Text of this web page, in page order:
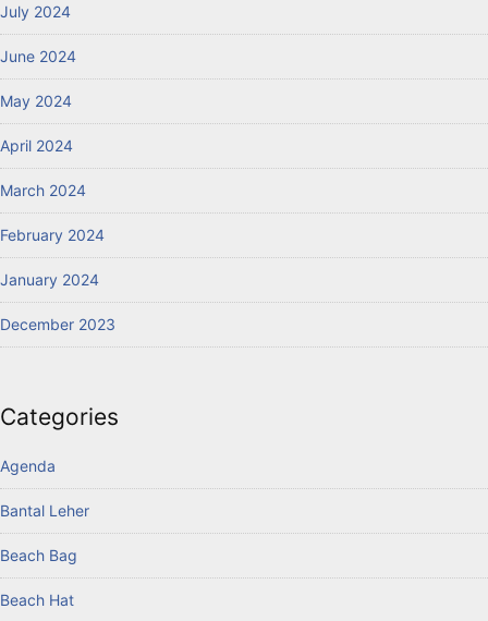
July 2024
June 2024
May 2024
April 2024
March 2024
February 2024
January 2024
December 2023
Categories
Agenda
Bantal Leher
Beach Bag
Beach Hat